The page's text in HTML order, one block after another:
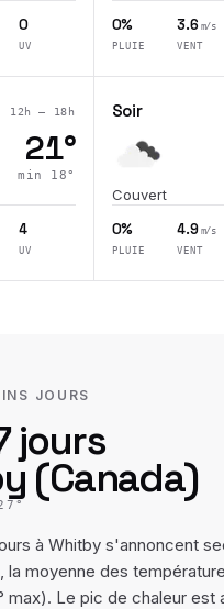
0
UV
0%
PLUIE
3.6 m/s
VENT
12h – 18h
21°
min 18°
4
UV
Soir
Couvert
0%
PLUIE
4.9 m/s
VENT
JOURS
jours
(Canada)
°
à Whitby s'annoncent
la moyenne des
max). Le pic de chaleur est